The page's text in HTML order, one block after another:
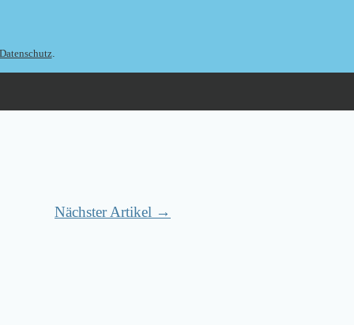
Datenschutz.
Nächster Artikel →